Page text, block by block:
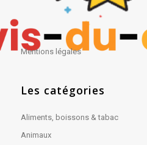
Mentions légales
Les catégories
Aliments, boissons & tabac
Animaux